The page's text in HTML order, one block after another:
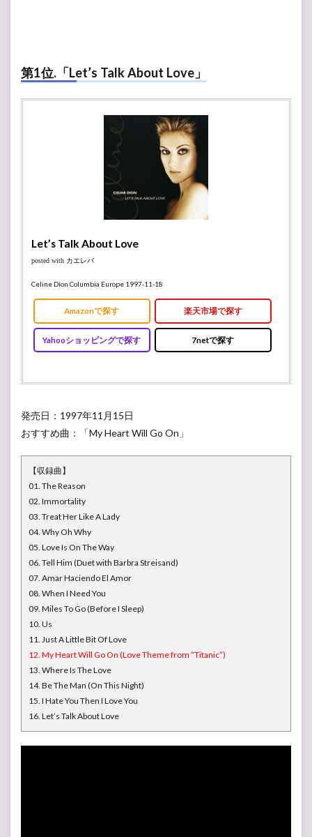
第1位.「Let’s Talk About Love」
Let’s Talk About Love
posted with カエレバ
Celine Dion Columbia Europe 1997-11-18
Amazonで探す 楽天市場で探す
Yahooショッピングで探す 7netで探す
発売日：1997年11月15日
おすすめ曲：「My Heart Will Go On」
【収録曲】
01. The Reason
02. Immortality
03. Treat Her Like A Lady
04. Why Oh Why
05. Love Is On The Way
06. Tell Him (Duet with Barbra Streisand)
07. Amar Haciendo El Amor
08. When I Need You
09. Miles To Go (Before I Sleep)
10. Us
11. Just A Little Bit Of Love
12. My Heart Will Go On (Love Theme from “Titanic”)
13. Where Is The Love
14. Be The Man (On This Night)
15. I Hate You Then I Love You
16. Let’s Talk About Love